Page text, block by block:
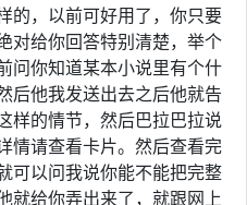
的，以前可好用了，你只要
对给你回答特别清楚，举个
问你知道某本小说里有个什
后他我发送出去之后他就告
样的情节，然后巴拉巴拉说
情请查看卡片。然后查看完
可以问我说你能不能把完整
就给你弄出来了，就跟网上